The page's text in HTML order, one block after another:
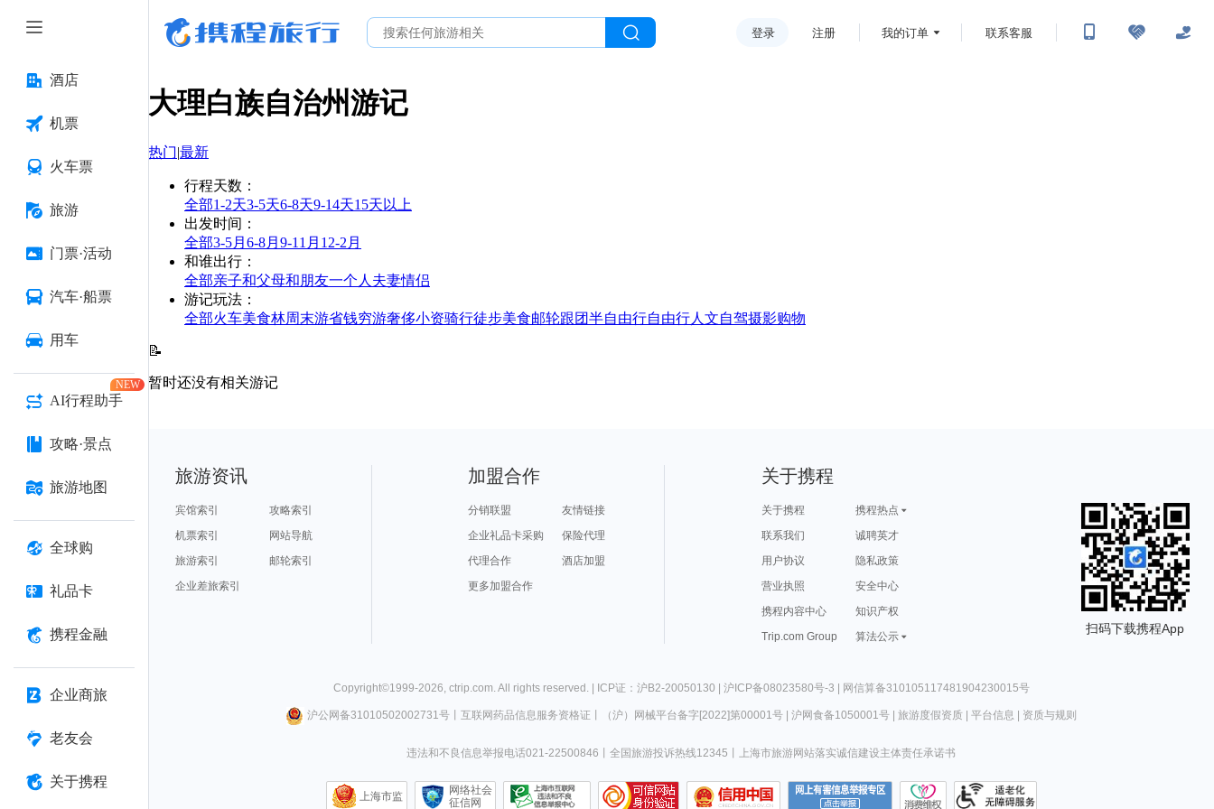
酒店
机票
火车票
旅游
门票·活动
汽车·船票
用车
AI行程助手
NEW
攻略·景点
旅游地图
全球购
礼品卡
携程金融
企业商旅
老友会
关于携程
登录 注册 我的订单 联系客服
大理白族自治州游记
热门|最新
行程天数 ：
全部1-2天3-5天6-8天9-14天15天以上
出发时间 ：
全部3-5月 6-8月 9-11月 12-2月
和谁出行 ：
全部亲子和父母和朋友一个人 夫妻情侣
游记玩法 ：
全部火车美食林周末游省钱穷游奢侈小资骑行徒步美食邮轮跟团半自由行自由行人文自驾摄影购物
📝
暂时还没有相关游记
旅游资讯
宾馆索引
攻略索引
机票索引
网站导航
旅游索引
邮轮索引
企业差旅索引
加盟合作
分销联盟
友情链接
企业礼品卡采购
保险代理
代理合作
酒店加盟
更多加盟合作
关于携程
关于携程
携程热点
联系我们
诚聘英才
用户协议
隐私政策
营业执照
安全中心
携程内容中心
知识产权
Trip.com Group
算法公示
扫码下载携程App
Copyright©1999-2026, ctrip.com. All rights reserved. | ICP证：沪B2-20050130 | 沪ICP备08023580号-3 | 网信算备310105117481904230015号
沪公网备31010502002731号丨 互联网药品信息服务资格证 （沪）网械平台备字[2022]第00001号| 沪网食备1050001号| 旅游度假资质| 平台信息 资质与规则
违法和不良信息举报电话021-22500846 全国旅游投诉热线12345 上海市旅游网站落实诚信建设主体责任承诺书
上海市监
网络社会
征信网